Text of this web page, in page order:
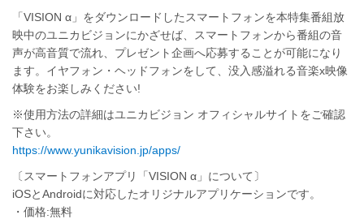
「VISION α」をダウンロードしたスマートフォンを本特集番組放
映中のユニカビジョンにかざせば、スマートフォンから番組の音
声が高音質で流れ、プレゼント企画へ応募することが可能になり
ます。イヤフォン・ヘッドフォンをして、没入感溢れる音楽x映像
体験をお楽しみください!
※使用方法の詳細はユニカビジョン オフィシャルサイトをご確認
下さい。
https://www.yunikavision.jp/apps/
〔スマートフォンアプリ「VISION α」について〕
iOSとAndroidに対応したオリジナルアプリケーションです。
・価格:無料